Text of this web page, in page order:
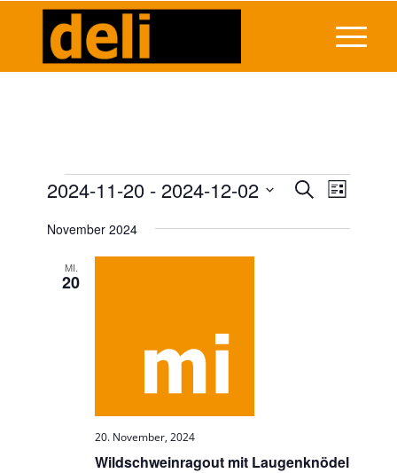
Veranstaltungen SucheListe
2024-11-20 - 2024-12-02
wählen.
November 2024
MI.
20
Wildschweinragout mit Laugenknödel
20. November, 2024